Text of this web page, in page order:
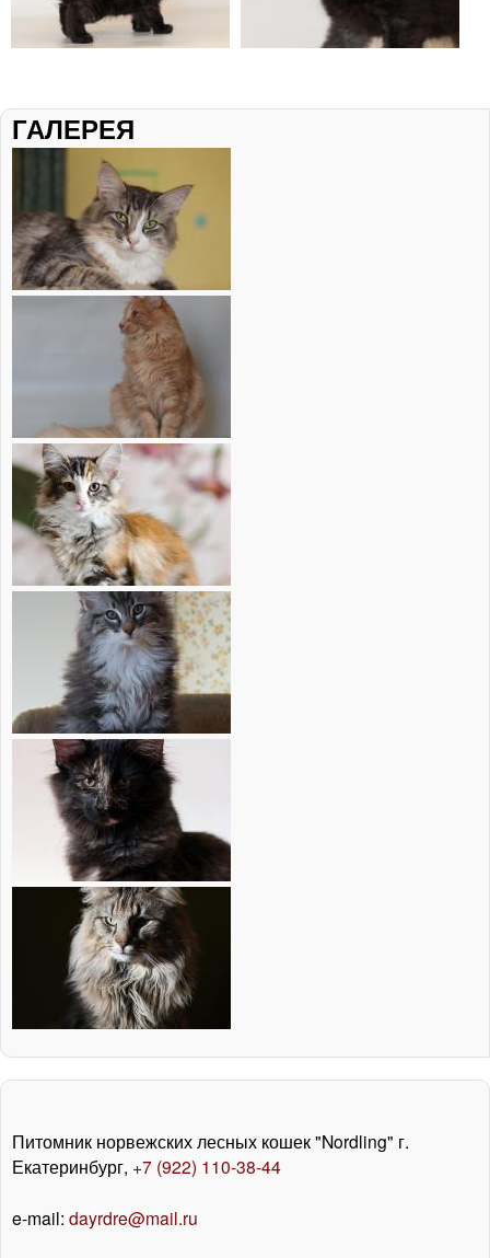
ГАЛЕРЕЯ
Питомник норвежских лесных кошек "Nordling" г.
Екатеринбург, +7 (922) 110-38-44
e-mail: dayrdre@mail.ru